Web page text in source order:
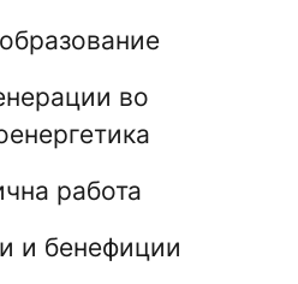
во
работа
и бенефиции